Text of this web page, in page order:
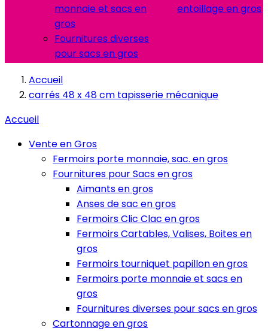
monnaie et sacs en
gros
Fournitures diverses
pour sacs en gros
entoillage en gros
Accueil
carrés 48 x 48 cm tapisserie mécanique
Accueil
Vente en Gros
Fermoirs porte monnaie, sac. en gros
Fournitures pour Sacs en gros
Aimants en gros
Anses de sac en gros
Fermoirs Clic Clac en gros
Fermoirs Cartables, Valises, Boites en
gros
Fermoirs tourniquet papillon en gros
Fermoirs porte monnaie et sacs en
gros
Fournitures diverses pour sacs en gros
Cartonnage en gros